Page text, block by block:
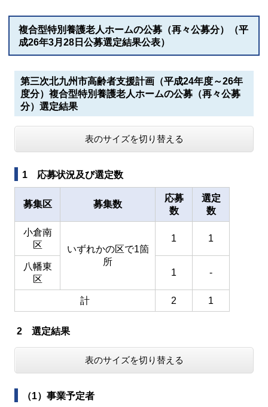
複合型特別養護老人ホームの公募（再々公募分）（平
成26年3月28日公募選定結果公表）
第三次北九州市高齢者支援計画（平成24年度～26年
度分）複合型特別養護老人ホームの公募（再々公募
分）選定結果
表のサイズを切り替える
1 応募状況及び選定数
募集区 募集数
応募
数
選定
数
小倉南
区
いずれかの区で1箇
所
1 1
八幡東
区
1 -
計 2 1
2 選定結果
表のサイズを切り替える
（1）事業予定者